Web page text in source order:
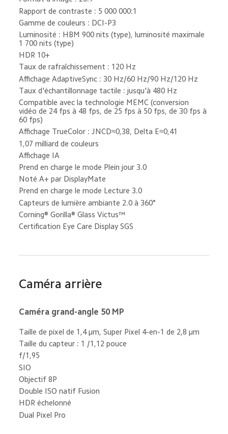
Rapport de contraste : 5 000 000:1
Gamme de couleurs : DCI-P3
Luminosité : HBM 900 nits (type), luminosité maximale
1 700 nits (type)
HDR 10+
Taux de rafraîchissement : 120 Hz
Affichage AdaptiveSync : 30 Hz/60 Hz/90 Hz/120 Hz
Taux d'échantillonnage tactile : jusqu'à 480 Hz
Compatible avec la technologie MEMC (conversion
vidéo de 24 fps à 48 fps, de 25 fps à 50 fps, de 30 fps à
60 fps)
Affichage TrueColor : JNCD≈0,38, Delta E≈0,41
1,07 milliard de couleurs
Affichage IA
Prend en charge le mode Plein jour 3.0
Noté A+ par DisplayMate
Prend en charge le mode Lecture 3.0
Capteurs de lumière ambiante 2.0 à 360°
Corning® Gorilla® Glass Victus™
Certification Eye Care Display SGS
Caméra arrière
Caméra grand-angle 50 MP
Taille de pixel de 1,4 μm, Super Pixel 4-en-1 de 2,8 μm
Taille du capteur : 1 /1,12 pouce
f/1,95
SIO
Objectif 8P
Double ISO natif Fusion
HDR échelonné
Dual Pixel Pro